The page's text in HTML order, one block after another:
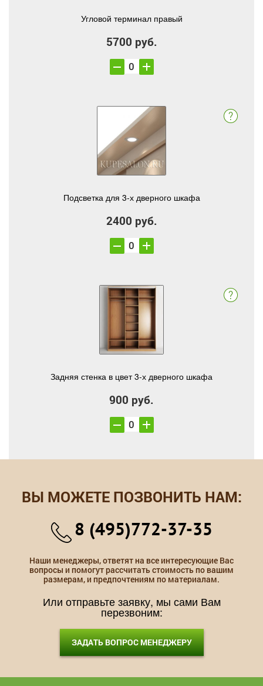
Угловой терминал правый
5700 руб.
Подсветка для 3-х дверного шкафа
2400 руб.
Задняя стенка в цвет 3-х дверного шкафа
900 руб.
ВЫ МОЖЕТЕ ПОЗВОНИТЬ НАМ:
8 (495)772-37-35
Наши менеджеры, ответят на все интересующие Вас
вопросы и помогут рассчитать стоимость по вашим
размерам, и предпочтениям по материалам.
Или отправьте заявку, мы сами Вам
перезвоним:
ЗАДАТЬ ВОПРОС МЕНЕДЖЕРУ